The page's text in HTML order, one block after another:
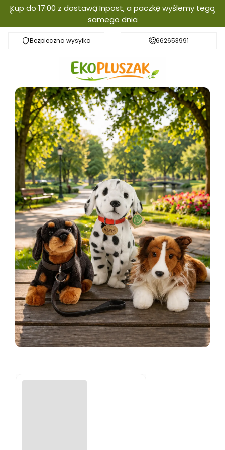
Kup do 17:00 z dostawą Inpost, a paczkę wyślemy tego
samego dnia
Bezpieczna wysyłka Darmowa dostawa od 300zł
662653991